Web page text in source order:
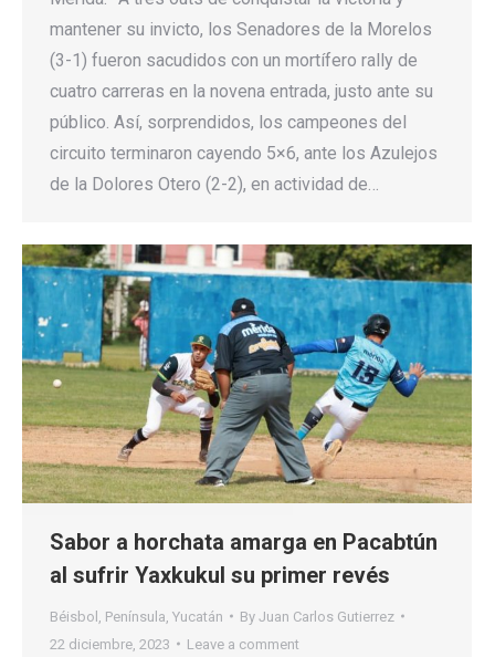
mantener su invicto, los Senadores de la Morelos
(3-1) fueron sacudidos con un mortífero rally de
cuatro carreras en la novena entrada, justo ante su
público. Así, sorprendidos, los campeones del
circuito terminaron cayendo 5×6, ante los Azulejos
de la Dolores Otero (2-2), en actividad de…
Sabor a horchata amarga en Pacabtún
al sufrir Yaxkukul su primer revés
Béisbol Península Yucatán By Juan Carlos Gutierrez
22 diciembre, 2023
Leave a comment